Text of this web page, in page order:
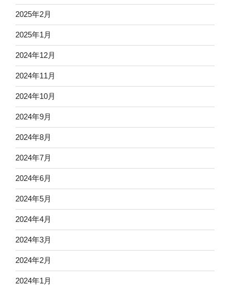
2025年2月
2025年1月
2024年12月
2024年11月
2024年10月
2024年9月
2024年8月
2024年7月
2024年6月
2024年5月
2024年4月
2024年3月
2024年2月
2024年1月